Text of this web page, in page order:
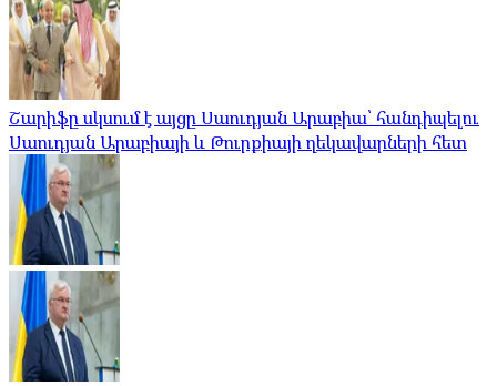
Շարիֆը սկսում է այցը Սաուդյան Արաբիա՝ հանդիպելու
Սաուդյան Արաբիայի և Թուրքիայի ղեկավարների հետ